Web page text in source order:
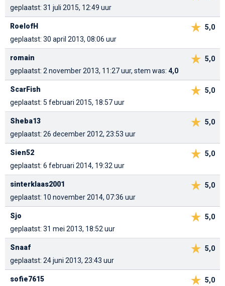
geplaatst: 31 juli 2015, 12:49 uur
5,0
RoelofH
geplaatst: 30 april 2013, 08:06 uur
5,0
romain
geplaatst: 2 november 2013, 11:27 uur, stem was: 4,0
5,0
ScarFish
geplaatst: 5 februari 2015, 18:57 uur
5,0
Sheba13
geplaatst: 26 december 2012, 23:53 uur
5,0
Sien52
geplaatst: 6 februari 2014, 19:32 uur
5,0
sinterklaas2001
geplaatst: 10 november 2014, 07:36 uur
5,0
Sjo
geplaatst: 31 mei 2013, 18:52 uur
5,0
Snaaf
geplaatst: 24 juni 2013, 23:43 uur
5,0
sofie7615